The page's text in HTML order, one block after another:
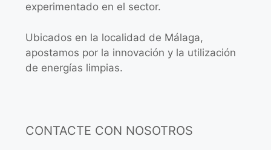
experimentado en el sector.
Ubicados en la localidad de Málaga,
apostamos por la innovación y la utilización
de energías limpias.
CONTACTE CON NOSOTROS